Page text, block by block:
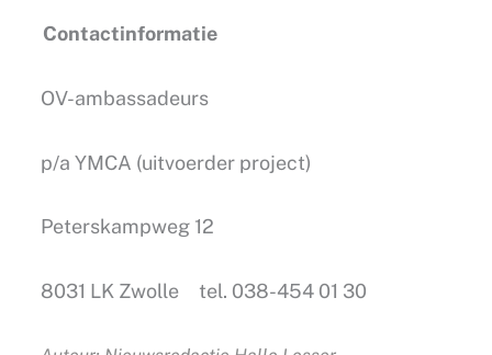
Contactinformatie
OV-ambassadeurs
p/a YMCA (uitvoerder project)
Peterskampweg 12
8031 LK Zwolle tel. 038-454 01 30